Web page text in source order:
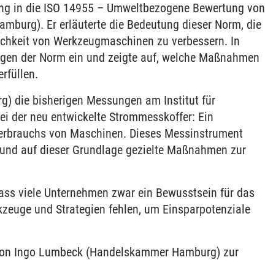
in die ISO 14955 – Umweltbezogene Bewertung von
Er erläuterte die Bedeutung dieser Norm, die
von Werkzeugmaschinen zu verbessern. In
der Norm ein und zeigte auf, welche Maßnahmen
die bisherigen Messungen am Institut für
der neu entwickelte Strommesskoffer: Ein
von Maschinen. Dieses Messinstrument
auf dieser Grundlage gezielte Maßnahmen zur
viele Unternehmen zwar ein Bewusstsein für das
und Strategien fehlen, um Einsparpotenziale
Ingo Lumbeck (Handelskammer Hamburg) zur